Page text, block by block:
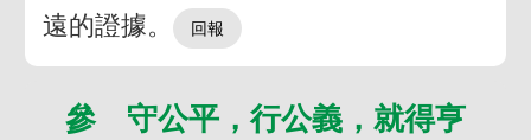
遠的證據。
參 守公平，行公義，就得亨